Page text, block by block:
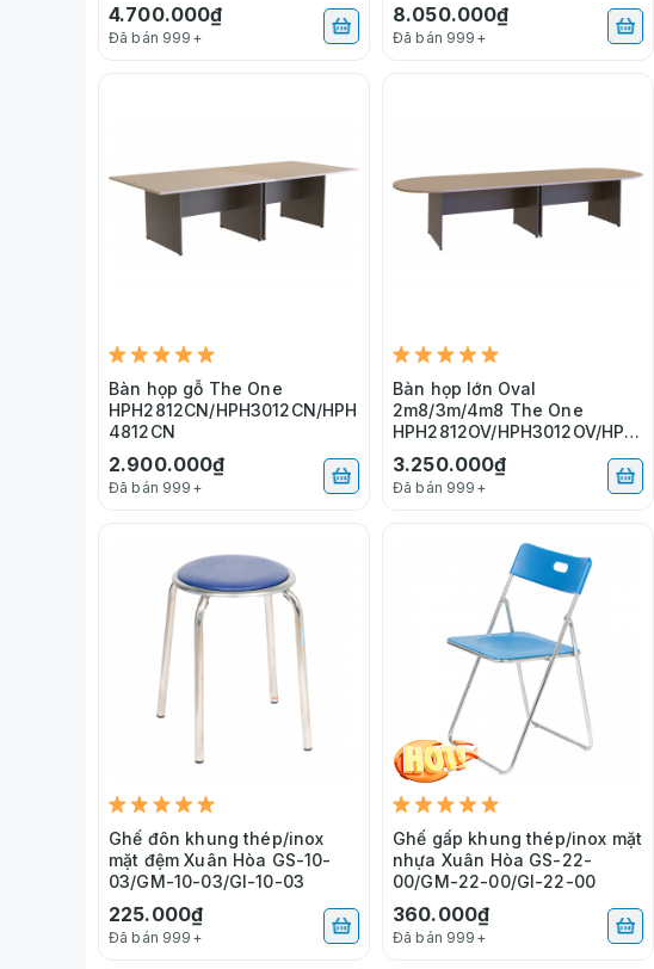
4.700.000₫
Đã bán 999+
8.050.000₫
Đã bán 999+
Bàn họp gỗ The One
HPH2812CN/HPH3012CN/HPH
4812CN
2.900.000₫
Đã bán 999+
Bàn họp lớn Oval
2m8/3m/4m8 The One
HPH2812OV/HPH3012OV/HPH
4812OV
3.250.000₫
Đã bán 999+
Ghế đôn khung thép/inox
mặt đệm Xuân Hòa GS-10-
03/GM-10-03/GI-10-03
225.000₫
Đã bán 999+
Ghế gấp khung thép/inox mặt
nhựa Xuân Hòa GS-22-
00/GM-22-00/GI-22-00
360.000₫
Đã bán 999+